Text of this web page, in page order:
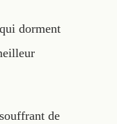
dorment
de